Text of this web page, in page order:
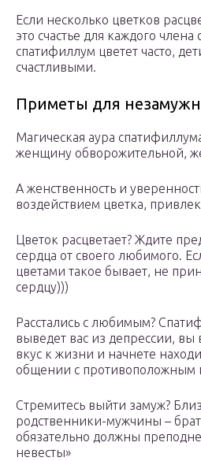
Если несколько цветков
это счастье для каждого члена
спатифиллум цветет часто,
счастливыми.
Приметы для
Магическая аура
женщину обворожительной,
А женственность и
воздействием цветка,
Цветок расцветает? Ждите
сердца от своего любимого.
цветами такое бывает, не
сердцу)))
Расстались с любимым?
выведет вас из депрессии, вы
вкус к жизни и начнете
общении с противоположным
Стремитесь выйти замуж?
родственники-мужчины –
обязательно должны
невесты»